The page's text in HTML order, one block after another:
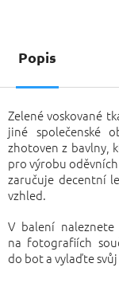
Popis
Zelené voskované
jiné společenské
zhotoven z bavlny,
pro výrobu
zaručuje decentní
vzhled.
V balení
na fotografiích
do bot a vylaďte